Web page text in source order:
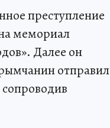
преступление
мемориал
Далее он
отправил